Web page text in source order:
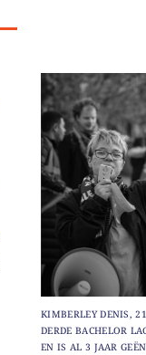
KIMBERLEY DENIS,
DERDE BACHELOR
EN IS AL 3 JAAR